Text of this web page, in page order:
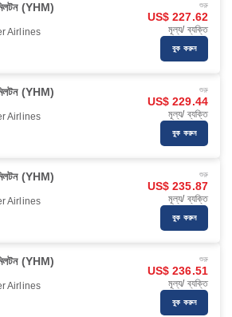
(YHM)
Airlines
শুরু
US$ 227.62
মূল্য/ ব্যক্তি
বুক করুন
(YHM)
Airlines
শুরু
US$ 229.44
মূল্য/ ব্যক্তি
বুক করুন
(YHM)
Airlines
শুরু
US$ 235.87
মূল্য/ ব্যক্তি
বুক করুন
(YHM)
Airlines
শুরু
US$ 236.51
মূল্য/ ব্যক্তি
বুক করুন